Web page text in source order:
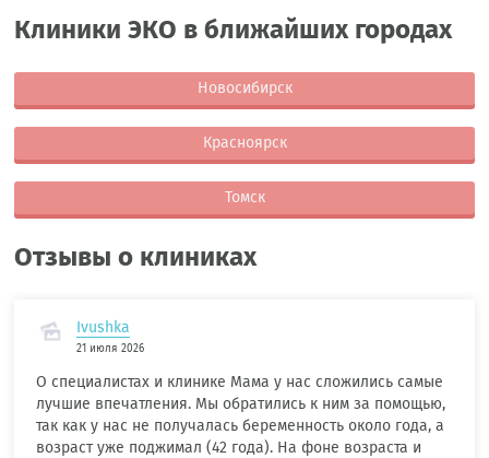
Клиники ЭКО в ближайших городах
Новосибирск
Красноярск
Томск
Отзывы о клиниках
Ivushka
21 июля 2026
О специалистах и клинике Мама у нас сложились самые
лучшие впечатления. Мы обратились к ним за помощью,
так как у нас не получалась беременность около года, а
возраст уже поджимал (42 года). На фоне возраста и